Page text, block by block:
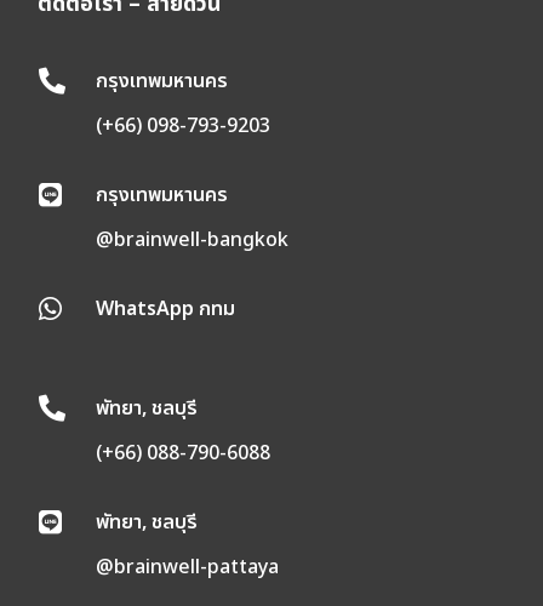

กรุงเทพมหานคร
(+66) 098-793-9203

กรุงเทพมหานคร
@brainwell-bangkok
 WhatsApp กทม

พัทยา, ชลบุรี
(+66) 088-790-6088

พัทยา, ชลบุรี
@brainwell-pattaya